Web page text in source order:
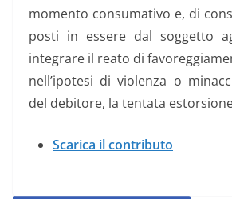
momento consumativo e, di
posti in essere dal soggetto
integrare il reato di
nell’ipotesi di violenza o
del debitore, la tentata
Scarica il contributo